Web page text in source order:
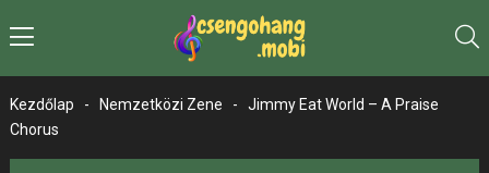
Kezdőlap - Nemzetközi Zene -
Jimmy Eat World – A Praise
Chorus